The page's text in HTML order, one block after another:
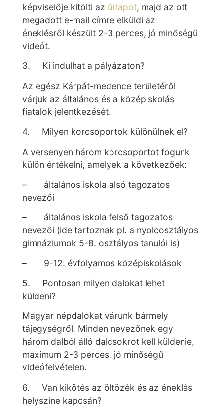
képviselője kitölti az űrlapot, majd az ott
megadott e-mail címre elküldi az
éneklésről készült 2-3 perces, jó minőségű
videót.
3. Ki indulhat a pályázaton?
Az egész Kárpát-medence területéről
várjuk az általános és a középiskolás
fiatalok jelentkezését.
4. Milyen korcsoportok különülnek el?
A versenyen három korcsoportot fogunk
külön értékelni, amelyek a következőek:
– általános iskola alsó tagozatos
nevezői
– általános iskola felső tagozatos
nevezői (ide tartoznak pl. a nyolcosztályos
gimnáziumok 5-8. osztályos tanulói is)
– 9-12. évfolyamos középiskolások
5. Pontosan milyen dalokat lehet
küldeni?
Magyar népdalokat várunk bármely
tájegységről. Minden nevezőnek egy
három dalból álló dalcsokrot kell küldenie,
maximum 2-3 perces, jó minőségű
videófelvételen.
6. Van kikötés az öltözék és az éneklés
helyszíne kapcsán?